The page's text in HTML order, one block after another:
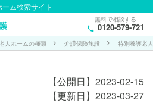
ム検索サイト
無料で相談する
0120-579-721
人ホームの種類 介護保険施設 特別養護老
【公開日】2023-02-15
【更新日】2023-03-27
目次